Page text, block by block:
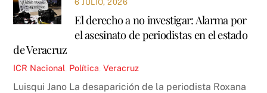
6 JULIO, 2026
El derecho a no investigar: Alarma por
el asesinato de periodistas en el estado
de Veracruz
ICR Nacional Política ,Veracruz
Luisqui Jano La desaparición de la periodista Roxana